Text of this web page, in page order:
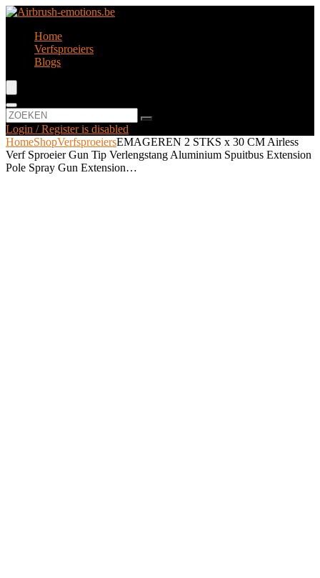
Home
Verfsproeiers
Blogs
Login / Register is disabled
HomeShopVerfsproeiersEMAGEREN 2 STKS x 30 CM Airless
Verf Sproeier Gun Tip Verlengstang Aluminium Spuitbus Extension
Pole Spray Gun Extension…